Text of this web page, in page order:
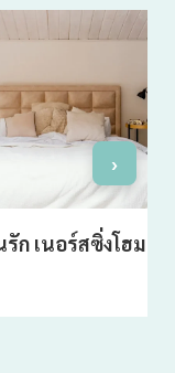
าขาลำปาง
ก เนอร์สซิ่งโฮม
›